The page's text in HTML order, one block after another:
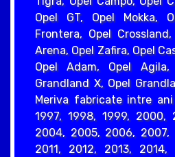
Opel GT, Opel Mokka,
Frontera, Opel
Arena, Opel Zafira, Opel
Opel Adam, Opel
Grandland X, Opel
Meriva fabricate intre ani
1997, 1998, 1999, 2000,
2004, 2005, 2006, 2007,
2011, 2012, 2013, 2014,